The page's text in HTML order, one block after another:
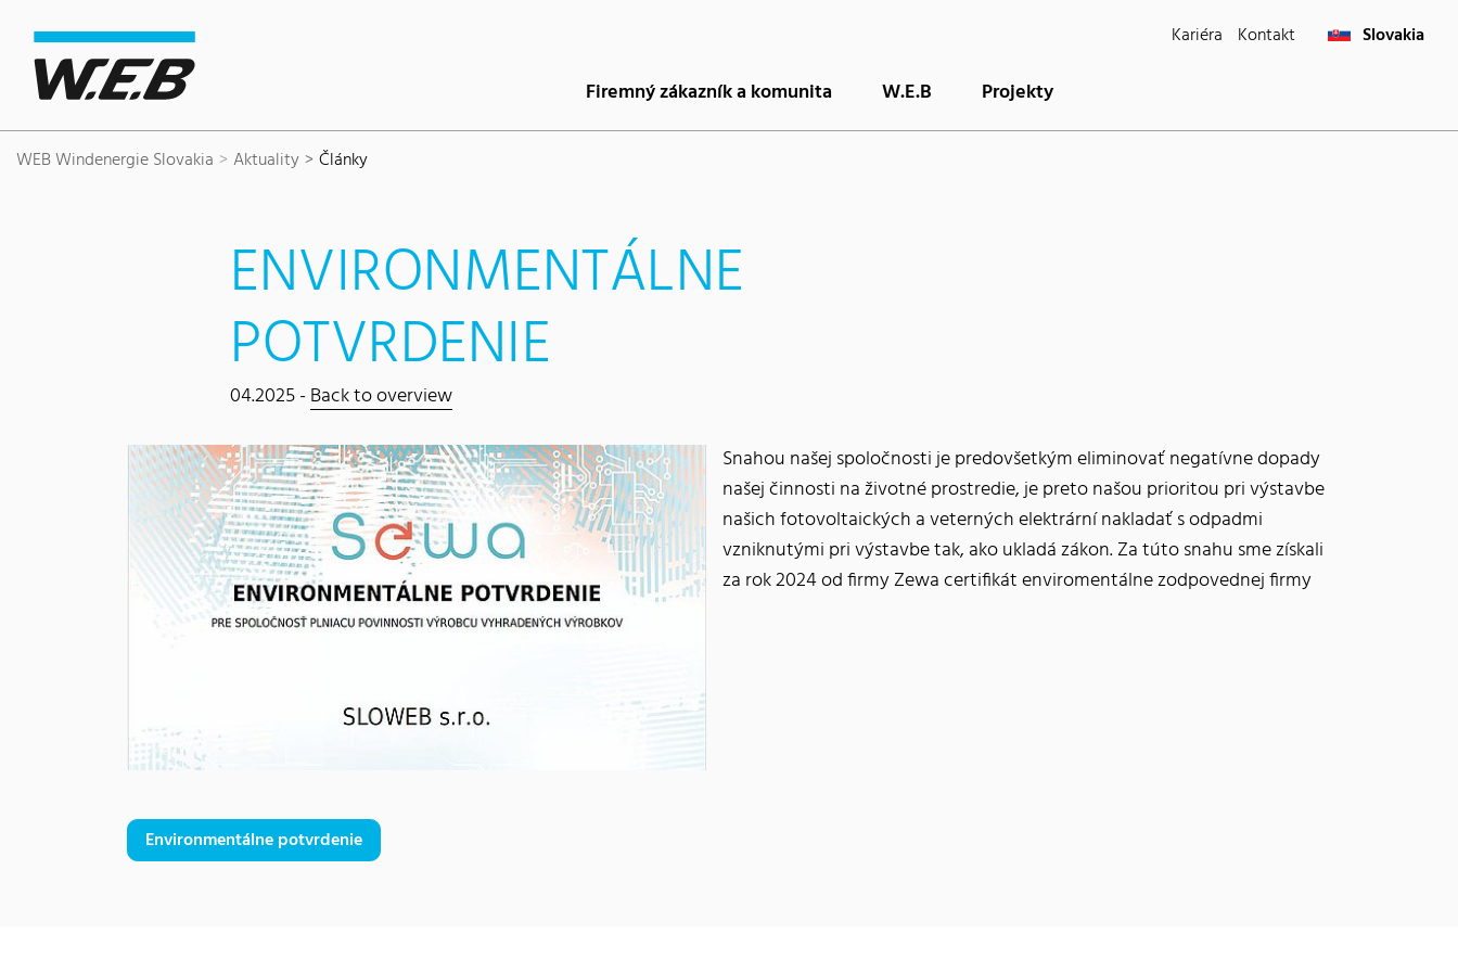
Kariéra Kontakt Slovakia
Firemný zákazník a komunita W.E.B Projekty
WEB Windenergie Slovakia Aktuality Články
ENVIRONMENTÁLNE
POTVRDENIE
04.2025 -Back to overview
Snahou našej spoločnosti je predovšetkým eliminovať negatívne dopady
našej činnosti na životné prostredie, je preto našou prioritou pri výstavbe
našich fotovoltaických a veterných elektrární nakladať s odpadmi
vzniknutými pri výstavbe tak, ako ukladá zákon. Za túto snahu sme získali
za rok 2024 od firmy Zewa certifikát enviromentálne zodpovednej firmy
Environmentálne potvrdenie